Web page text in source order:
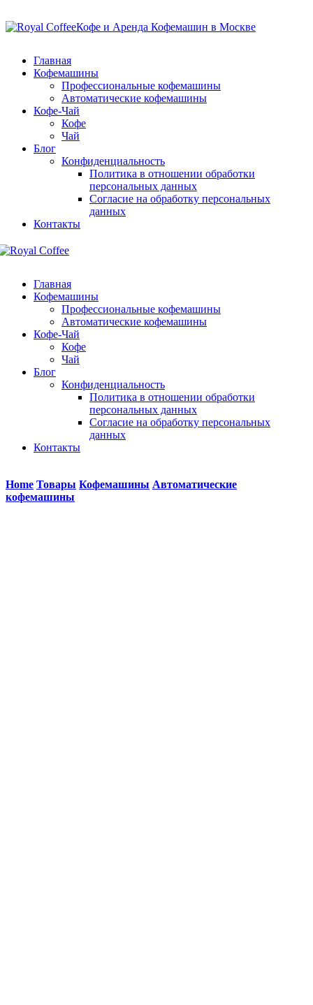
Кофе и Аренда Кофемашин в Москве
Главная
Кофемашины
Профессиональные кофемашины
Автоматические кофемашины
Кофе-Чай
Кофе
Чай
Блог
Конфиденциальность
Политика в отношении обработки
персональных данных
Согласие на обработку персональных
данных
Контакты
Главная
Кофемашины
Профессиональные кофемашины
Автоматические кофемашины
Кофе-Чай
Кофе
Чай
Блог
Конфиденциальность
Политика в отношении обработки
персональных данных
Согласие на обработку персональных
данных
Контакты
Home Товары Кофемашины Автоматические
кофемашины